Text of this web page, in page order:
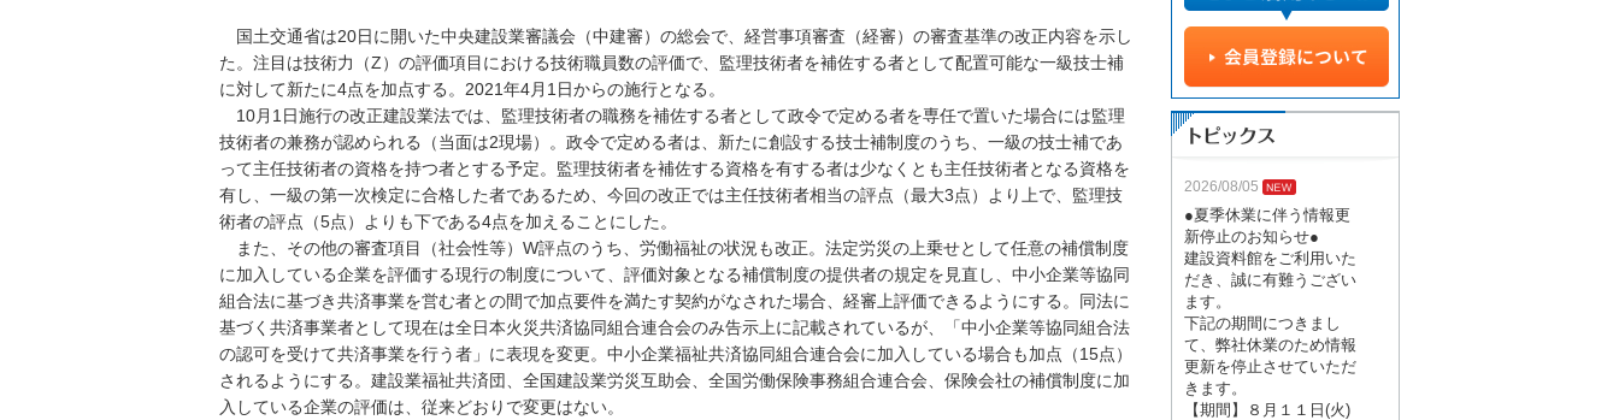
国土交通省は20日に開いた中央建設業審議会（中建審）の総会で、経営事項審査（経審）の審査基準の改正内容を示し
た。注目は技術力（Z）の評価項目における技術職員数の評価で、監理技術者を補佐する者として配置可能な一級技士補
に対して新たに4点を加点する。2021年4月1日からの施行となる。
10月1日施行の改正建設業法では、監理技術者の職務を補佐する者として政令で定める者を専任で置いた場合には監理
技術者の兼務が認められる（当面は2現場）。政令で定める者は、新たに創設する技士補制度のうち、一級の技士補であ
って主任技術者の資格を持つ者とする予定。監理技術者を補佐する資格を有する者は少なくとも主任技術者となる資格を
有し、一級の第一次検定に合格した者であるため、今回の改正では主任技術者相当の評点（最大3点）より上で、監理技
術者の評点（5点）よりも下である4点を加えることにした。
また、その他の審査項目（社会性等）W評点のうち、労働福祉の状況も改正。法定労災の上乗せとして任意の補償制度
に加入している企業を評価する現行の制度について、評価対象となる補償制度の提供者の規定を見直し、中小企業等協同
組合法に基づき共済事業を営む者との間で加点要件を満たす契約がなされた場合、経審上評価できるようにする。同法に
基づく共済事業者として現在は全日本火災共済協同組合連合会のみ告示上に記載されているが、「中小企業等協同組合法
の認可を受けて共済事業を行う者」に表現を変更。中小企業福祉共済協同組合連合会に加入している場合も加点（15点）
されるようにする。建設業福祉共済団、全国建設業労災互助会、全国労働保険事務組合連合会、保険会社の補償制度に加
入している企業の評価は、従来どおりで変更はない。
2026/08/05
●夏季休業に伴う情報更
新停止のお知らせ●
建設資料館をご利用いた
だき、誠に有難うござい
ます。
下記の期間につきまし
て、弊社休業のため情報
更新を停止させていただ
きます。
【期間】８月１１日(火)